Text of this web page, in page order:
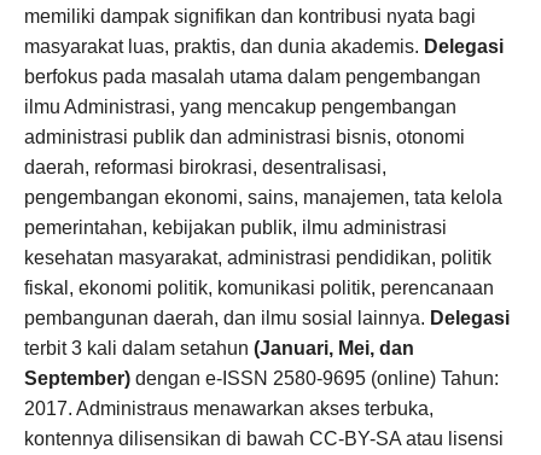
memiliki dampak signifikan dan kontribusi nyata bagi
masyarakat luas, praktis, dan dunia akademis. Delegasi
berfokus pada masalah utama dalam pengembangan
ilmu Administrasi, yang mencakup pengembangan
administrasi publik dan administrasi bisnis, otonomi
daerah, reformasi birokrasi, desentralisasi,
pengembangan ekonomi, sains, manajemen, tata kelola
pemerintahan, kebijakan publik, ilmu administrasi
kesehatan masyarakat, administrasi pendidikan, politik
fiskal, ekonomi politik, komunikasi politik, perencanaan
pembangunan daerah, dan ilmu sosial lainnya. Delegasi
terbit 3 kali dalam setahun (Januari, Mei, dan
September)dengan e-ISSN 2580-9695 (online) Tahun:
2017. Administraus menawarkan akses terbuka,
kontennya dilisensikan di bawah CC-BY-SA atau lisensi